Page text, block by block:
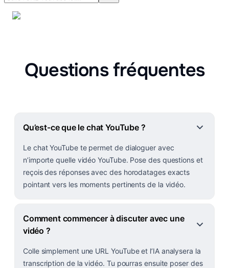
Questions fréquentes
Qu’est-ce que le chat YouTube ?
Le chat YouTube te permet de dialoguer avec
n’importe quelle vidéo YouTube. Pose des questions et
reçois des réponses avec des horodatages exacts
pointant vers les moments pertinents de la vidéo.
Comment commencer à discuter avec une
vidéo ?
Colle simplement une URL YouTube et l’IA analysera la
transcription de la vidéo. Tu pourras ensuite poser des